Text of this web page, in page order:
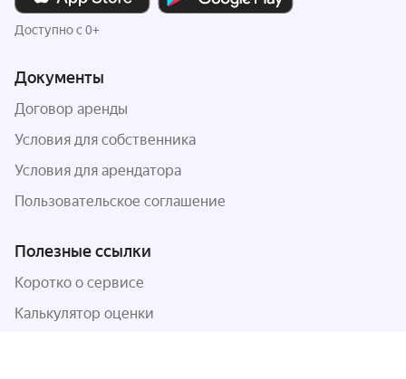
Доступно с 0+
Документы
Договор аренды
Условия для собственника
Условия для арендатора
Пользовательское соглашение
Полезные ссылки
Коротко о сервисе
Калькулятор оценки